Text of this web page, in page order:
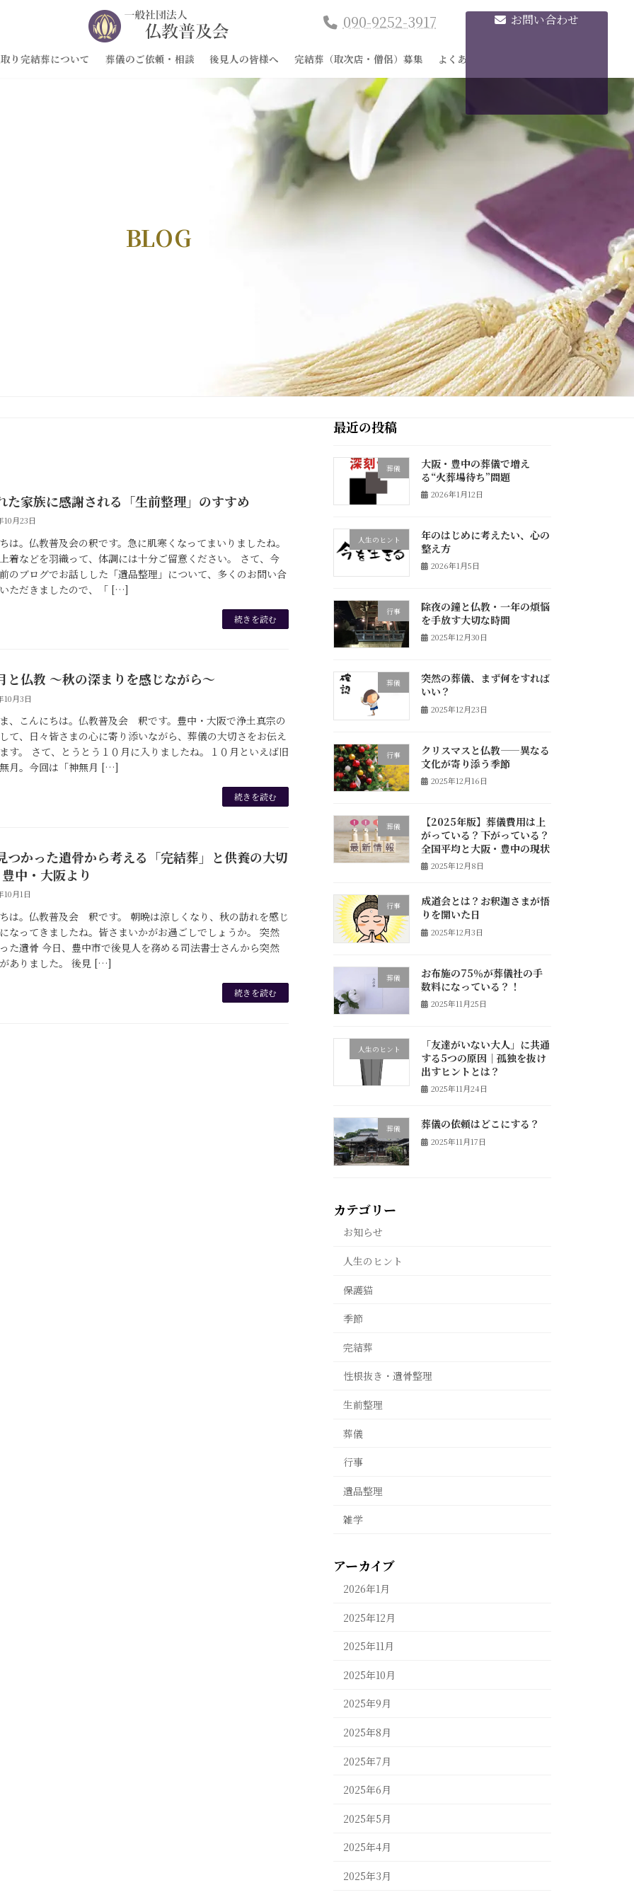
090-9252-3917 お問い合わせ
り完結葬について 葬儀のご依頼・相談 後見人の皆様へ 完結葬（取次店・僧侶）募集 よくあるご質問
BLOG
た家族に感謝される「生前整理」のすすめ
10月23日
は。仏教普及会の釈です。急に肌寒くなってまいりましたね。
着などを羽織って、体調には十分ご留意ください。 さて、今
のブログでお話しした「遺品整理」について、多くのお問い合
ただきましたので、「 […]
続きを読む
と仏教 ～秋の深まりを感じながら～
10月3日
、こんにちは。仏教普及会 釈です。豊中・大阪で浄土真宗の
て、日々皆さまの心に寄り添いながら、葬儀の大切さをお伝え
す。 さて、とうとう１０月に入りましたね。１０月といえば旧
月。今回は「神無月 […]
続きを読む
つかった遺骨から考える「完結葬」と供養の大切
中・大阪より
10月1日
は。仏教普及会 釈です。 朝晩は涼しくなり、秋の訪れを感じ
なってきましたね。皆さまいかがお過ごしでしょうか。 突然
た遺骨 今日、豊中市で後見人を務める司法書士さんから突然
ありました。 後見 […]
続きを読む
最近の投稿
葬儀
大阪・豊中の葬儀で増え
る“火葬場待ち”問題
2026年1月12日
人生のヒント
年のはじめに考えたい、心の
整え方
2026年1月5日
行事
除夜の鐘と仏教・一年の煩悩
を手放す大切な時間
2025年12月30日
葬儀
突然の葬儀、まず何をすれば
いい？
2025年12月23日
行事
クリスマスと仏教——異なる
文化が寄り添う季節
2025年12月16日
葬儀
【2025年版】葬儀費用は上
がっている？下がっている？
全国平均と大阪・豊中の現状
2025年12月8日
行事
成道会とは？お釈迦さまが悟
りを開いた日
2025年12月3日
葬儀
お布施の75％が葬儀社の手
数料になっている？！
2025年11月25日
人生のヒント
「友達がいない大人」に共通
する5つの原因｜孤独を抜け
出すヒントとは？
2025年11月24日
葬儀 葬儀の依頼はどこにする？
2025年11月17日
カテゴリー
お知らせ
人生のヒント
保護猫
季節
完結葬
性根抜き・遺骨整理
生前整理
葬儀
行事
遺品整理
雑学
アーカイブ
2026年1月
2025年12月
2025年11月
2025年10月
2025年9月
2025年8月
2025年7月
2025年6月
2025年5月
2025年4月
2025年3月